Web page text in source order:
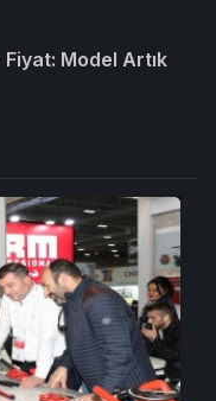
Fiyat: Model Artık